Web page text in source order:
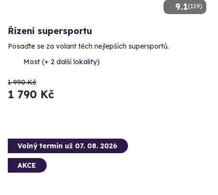
9.1(119)
Řízení supersportu
Posaďte se za volant těch nejlepších supersportů.
Most (+ 2 další lokality)
1 990 Kč
1 790 Kč
Volný termín už 07. 08. 2026
AKCE